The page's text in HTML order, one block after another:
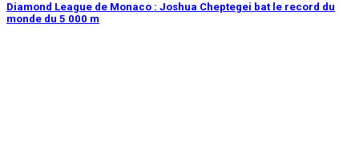
Diamond League de Monaco : Joshua Cheptegei bat le record du
monde du 5 000 m